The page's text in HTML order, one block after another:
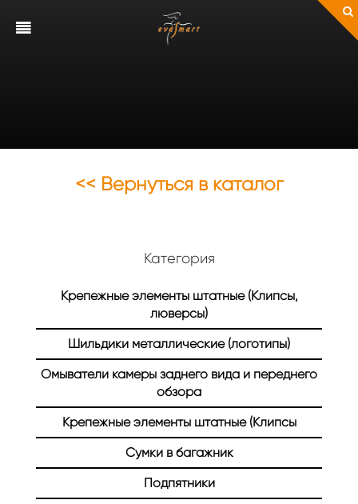
Каталог Авто аксессуары
Авто аксессуары
<< Вернуться в каталог
Категория
Крепежные элементы штатные (Клипсы,
люверсы)
Шильдики металлические (логотипы)
Омыватели камеры заднего вида и переднего
обзора
Крепежные элементы штатные (Клипсы
Сумки в багажник
Подпятники